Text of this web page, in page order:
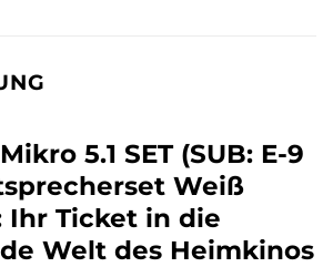
5.1 SET (SUB: E-9
Weiß
Ihr Ticket in die
Welt des Heimkinos